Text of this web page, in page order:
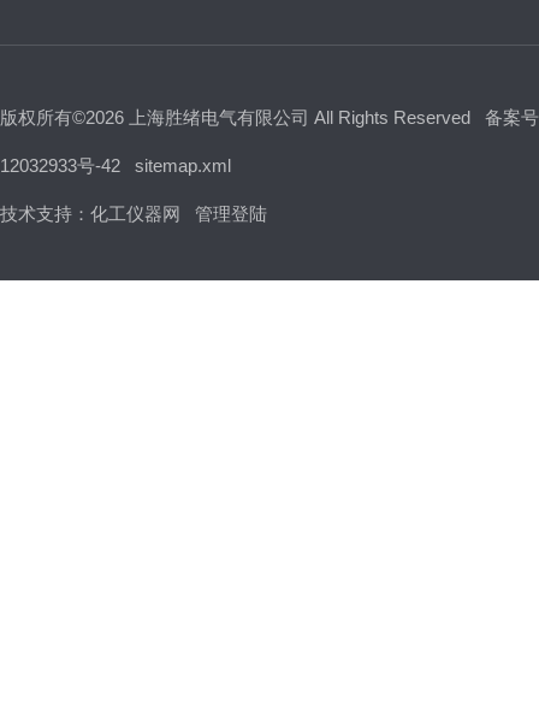
版权所有©2026 上海胜绪电气有限公司 All Rights Reserved 备案
12032933号-42 sitemap.xml
技术支持： 化工仪器网 管理登陆